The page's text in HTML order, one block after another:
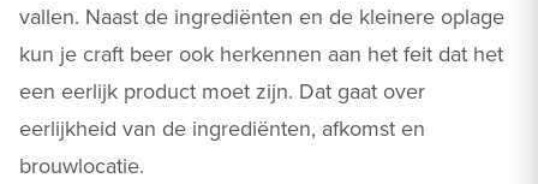
vallen. Naast de ingrediënten en de kleinere oplage
kun je craft beer ook herkennen aan het feit dat het
een eerlijk product moet zijn. Dat gaat over
eerlijkheid van de ingrediënten, afkomst en
brouwlocatie.